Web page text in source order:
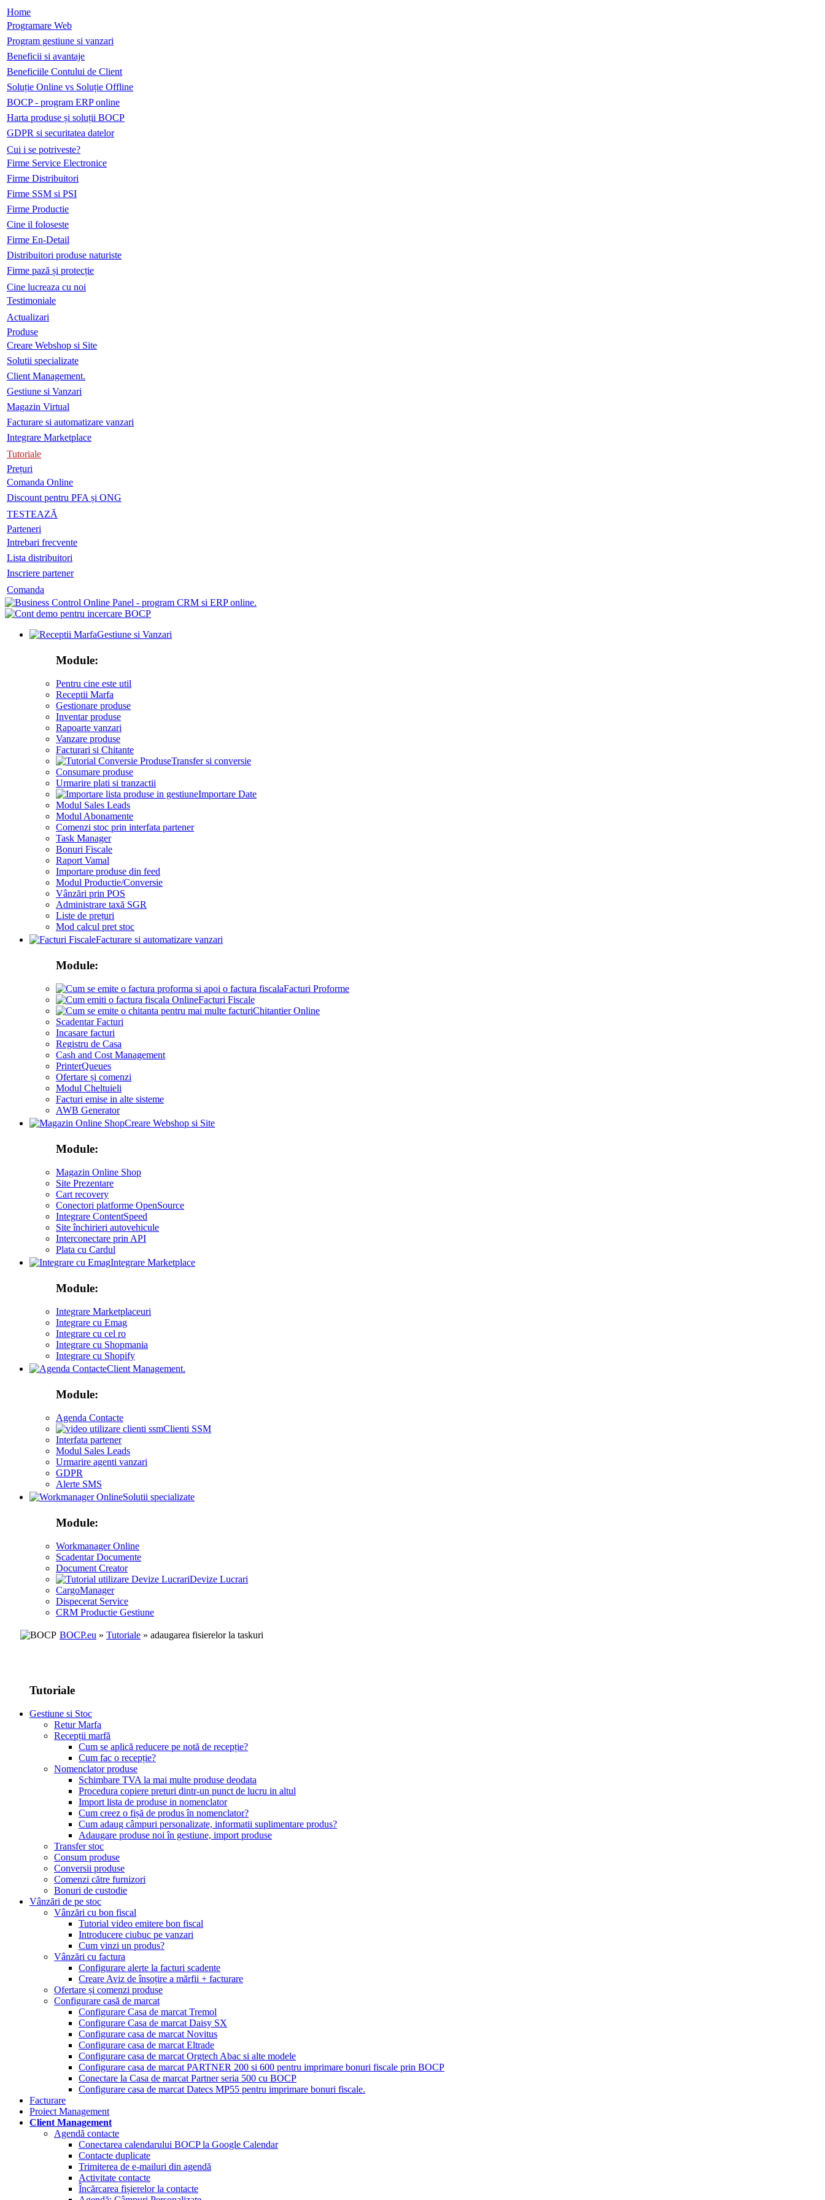
Home
Programare Web
Program gestiune si vanzari
Beneficii si avantaje
Beneficiile Contului de Client
Soluție Online vs Soluție Offline
BOCP - program ERP online
Harta produse și soluții BOCP
GDPR si securitatea datelor
Cui i se potriveste?
Firme Service Electronice
Firme Distribuitori
Firme SSM si PSI
Firme Productie
Cine il foloseste
Firme En-Detail
Distribuitori produse naturiste
Firme pază și protecție
Cine lucreaza cu noi
Testimoniale
Actualizari
Produse
Creare Webshop si Site
Solutii specializate
Client Management.
Gestiune si Vanzari
Magazin Virtual
Facturare si automatizare vanzari
Integrare Marketplace
Tutoriale
Prețuri
Comanda Online
Discount pentru PFA și ONG
TESTEAZĂ
Parteneri
Intrebari frecvente
Lista distribuitori
Inscriere partener
Comanda
Gestiune si Vanzari
Module:
Pentru cine este util
Receptii Marfa
Gestionare produse
Inventar produse
Rapoarte vanzari
Vanzare produse
Facturari si Chitante
Transfer si conversie
Consumare produse
Urmarire plati si tranzactii
Importare Date
Modul Sales Leads
Modul Abonamente
Comenzi stoc prin interfata partener
Task Manager
Bonuri Fiscale
Raport Vamal
Importare produse din feed
Modul Productie/Conversie
Vânzări prin POS
Administrare taxă SGR
Liste de prețuri
Mod calcul pret stoc
Facturare si automatizare vanzari
Module:
Facturi Proforme
Facturi Fiscale
Chitantier Online
Scadentar Facturi
Incasare facturi
Registru de Casa
Cash and Cost Management
PrinterQueues
Ofertare și comenzi
Modul Cheltuieli
Facturi emise in alte sisteme
AWB Generator
Creare Webshop si Site
Module:
Magazin Online Shop
Site Prezentare
Cart recovery
Conectori platforme OpenSource
Integrare ContentSpeed
Site închirieri autovehicule
Interconectare prin API
Plata cu Cardul
Integrare Marketplace
Module:
Integrare Marketplaceuri
Integrare cu Emag
Integrare cu cel ro
Integrare cu Shopmania
Integrare cu Shopify
Client Management.
Module:
Agenda Contacte
Clienti SSM
Interfata partener
Modul Sales Leads
Urmarire agenti vanzari
GDPR
Alerte SMS
Solutii specializate
Module:
Workmanager Online
Scadentar Documente
Document Creator
Devize Lucrari
CargoManager
Dispecerat Service
CRM Productie Gestiune
BOCP.eu » Tutoriale » adaugarea fisierelor la taskuri
Tutoriale
Gestiune si Stoc
Retur Marfa
Recepții marfă
Cum se aplică reducere pe notă de recepție?
Cum fac o recepție?
Nomenclator produse
Schimbare TVA la mai multe produse deodata
Procedura copiere preturi dintr-un punct de lucru in altul
Import lista de produse in nomenclator
Cum creez o fișă de produs în nomenclator?
Cum adaug câmpuri personalizate, informatii suplimentare produs?
Adaugare produse noi în gestiune, import produse
Transfer stoc
Consum produse
Conversii produse
Comenzi către furnizori
Bonuri de custodie
Vânzări de pe stoc
Vânzări cu bon fiscal
Tutorial video emitere bon fiscal
Introducere ciubuc pe vanzari
Cum vinzi un produs?
Vânzări cu factura
Configurare alerte la facturi scadente
Creare Aviz de însoțire a mărfii + facturare
Ofertare și comenzi produse
Configurare casă de marcat
Configurare Casa de marcat Tremol
Configurare Casa de marcat Daisy SX
Configurare casa de marcat Novitus
Configurare casa de marcat Eltrade
Configurare casa de marcat Orgtech Abac si alte modele
Configurare casa de marcat PARTNER 200 si 600 pentru imprimare bonuri fiscale prin BOCP
Conectare la Casa de marcat Partner seria 500 cu BOCP
Configurare casa de marcat Datecs MP55 pentru imprimare bonuri fiscale.
Facturare
Proiect Management
Client Management
Agendă contacte
Conectarea calendarului BOCP la Google Calendar
Contacte duplicate
Trimiterea de e-mailuri din agendă
Activitate contacte
Încărcarea fișierelor la contacte